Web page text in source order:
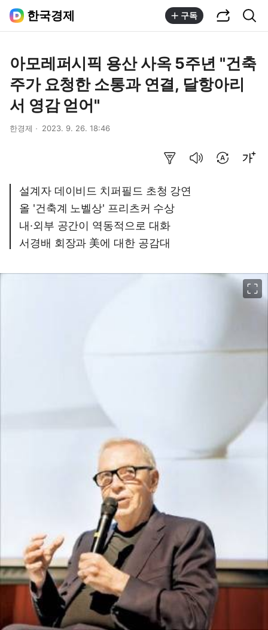
한국경제 구독
아모레퍼시픽 용산 사옥 5주년 "건축
주가 요청한 소통과 연결, 달항아리
서 영감 얻어"
한경제 2023. 9. 26. 18:46
설계자 데이비드 치퍼필드 초청 강연
올 '건축계 노벨상' 프리츠커 수상
내·외부 공간이 역동적으로 대화
서경배 회장과 美에 대한 공감대